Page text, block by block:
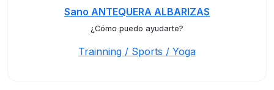
Sano ANTEQUERA ALBARIZAS
¿Cómo puedo ayudarte?
Trainning / Sports / Yoga